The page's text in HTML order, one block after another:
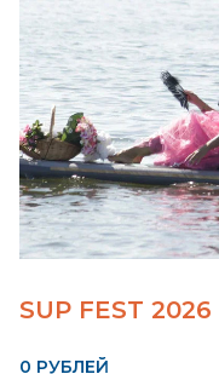
SUP FEST 2026
0 РУБЛЕЙ